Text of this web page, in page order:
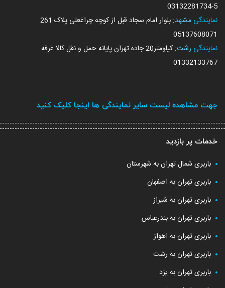
03132281734-5
نمایندگی مشهد: بلوار امام سجاد قبل از کوچه چراغعلی پلاک 261
05137608071
نمایندگی رشت: کیلومتر20 جاده تهران پایانه حمل و نقل کالا غرفه
01332133767
جهت مشاهده لیست سایر نمایندگی ها اینجا کلیک کنید
خدمات پر بازدید
باربری شمال تهران به شهرستان
باربری تهران به اصفهان
باربری تهران به شیراز
باربری تهران به بندرعباس
باربری تهران به اهواز
باربری تهران به رشت
باربری تهران به یزد